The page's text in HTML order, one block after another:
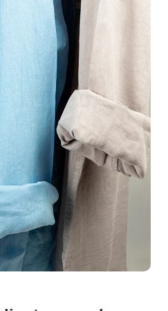
expertise en
photographie
exactement comment
les couleurs vibrantes, et la
article. Faites briller vos
visiteurs, augmenter le
taux
vos ventes en ligne.L'impact
ne peut être sous-estimé.
acheteurs en ligne se fient
pour prendre des
pas vos concurrents vous
banales. Faites le choix de
des packshots qui parlent
a son histoire à raconter.
professionnelle, cette
la satisfaction de